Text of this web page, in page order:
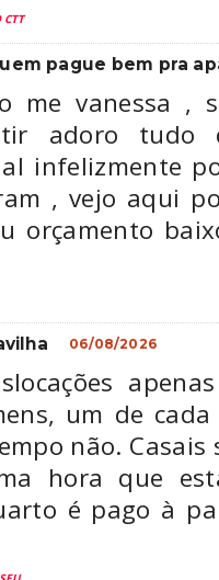
CTT
pague bem pra
me vanessa ,
adoro tudo
infelizmente
, vejo aqui
orçamento
06/08/2026
um de
não.
hora que
é pago à